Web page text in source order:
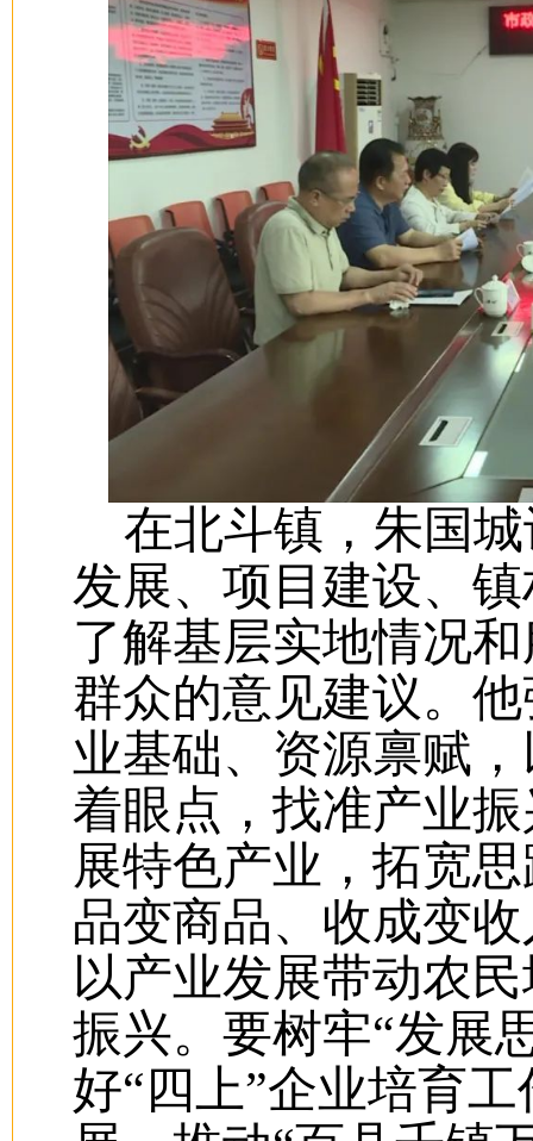
在北斗镇，朱国
发展、项目建设、
了解基层实地情况
群众的意见建议。
业基础、资源禀赋
着眼点，找准产业
展特色产业，拓宽
品变商品、收成变
以产业发展带动农
振兴。要树牢“发展
好“四上”企业培育